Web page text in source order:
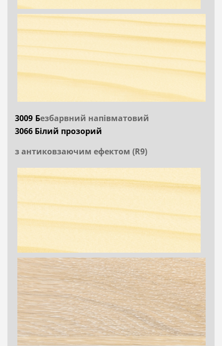
3009 Безбарвний напівматовий
3066 Білий прозорий
з антиковзаючим ефектом (R9)